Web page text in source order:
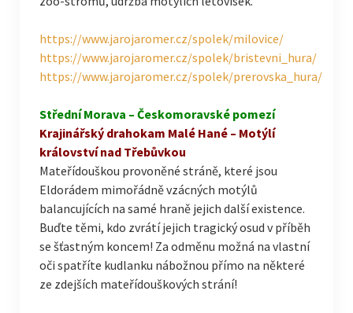
https://www.jarojaromer.cz/spolek/milovice/
https://www.jarojaromer.cz/spolek/bristevni_hura/
https://www.jarojaromer.cz/spolek/prerovska_hura/
Střední Morava – Českomoravské pomezí
Krajinářský drahokam Malé Hané – Motýlí
království nad Třebůvkou
Mateřídouškou provoněné stráně, které jsou
Eldorádem mimořádně vzácných motýlů
balancujících na samé hraně jejich další existence.
Buďte těmi, kdo zvrátí jejich tragický osud v příběh
se šťastným koncem! Za odměnu možná na vlastní
oči spatříte kudlanku nábožnou přímo na některé
ze zdejších mateřídouškových strání!